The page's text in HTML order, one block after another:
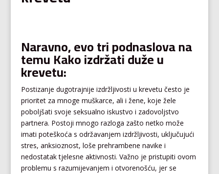
Naravno, evo tri podnaslova na
temu Kako izdržati duže u
krevetu:
Postizanje dugotrajnije izdržljivosti u krevetu često je
prioritet za mnoge muškarce, ali i žene, koje žele
poboljšati svoje seksualno iskustvo i zadovoljstvo
partnera. Postoji mnogo razloga zašto netko može
imati poteškoća s održavanjem izdržljivosti, uključujući
stres, anksioznost, loše prehrambene navike i
nedostatak tjelesne aktivnosti. Važno je pristupiti ovom
problemu s razumijevanjem i otvorenošću, jer se